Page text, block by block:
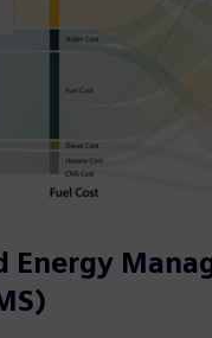
Energy